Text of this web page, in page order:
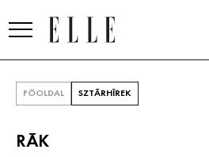
FŐOLDAL SZTÁRHÍREK
RÁK